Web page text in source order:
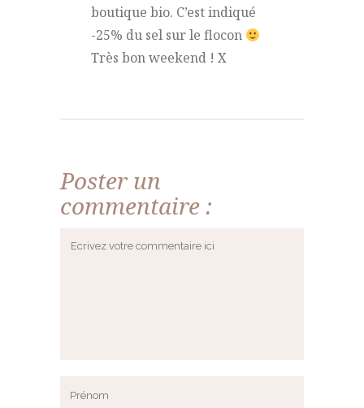
boutique bio. C’est indiqué
-25% du sel sur le flocon
Très bon weekend ! X
Poster un
commentaire :